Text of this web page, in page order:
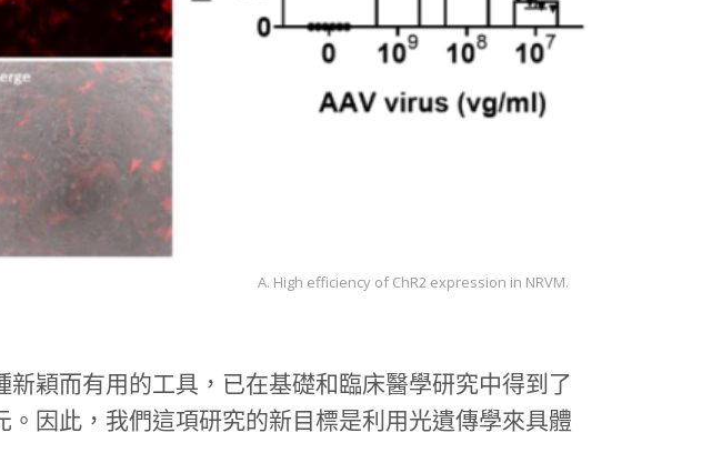
A. High efficiency of ChR2 expression in NRVM.
穎而有用的工具，已在基礎和臨床醫學研究中得到了
因此，我們這項研究的新目標是利用光遺傳學來具體